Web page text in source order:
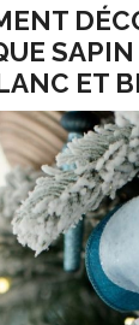
ET